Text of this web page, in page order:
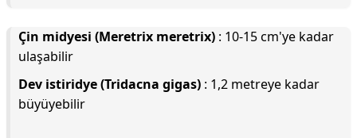
Çin midyesi (Meretrix meretrix) : 10-15 cm'ye kadar
ulaşabilir
Dev istiridye (Tridacna gigas) : 1,2 metreye kadar
büyüyebilir